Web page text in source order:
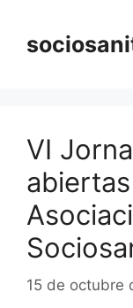
contenido
VI
15 de octubre